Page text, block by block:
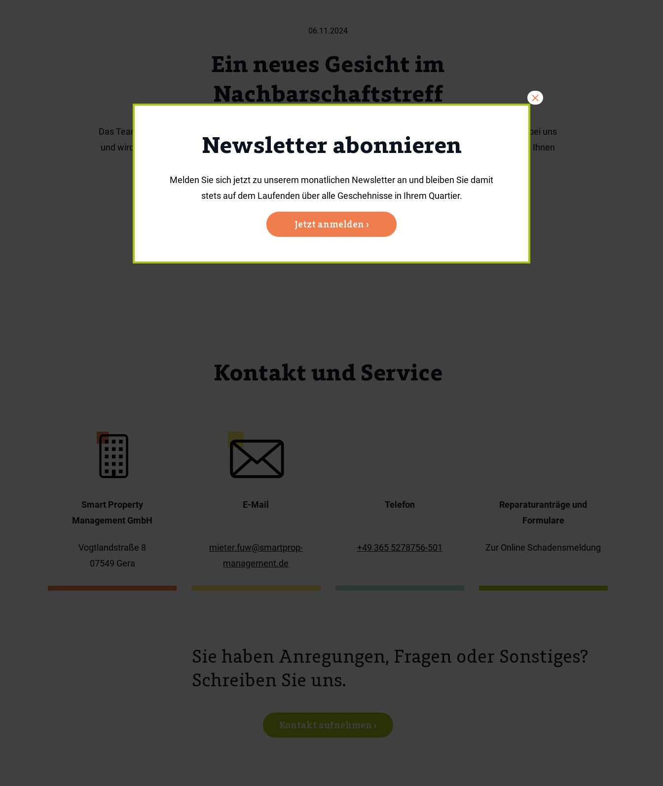
06.11.2024
Ein neues Gesicht im
Nachbarschaftstreff
Das Team des Nachbarschaftstreffs freut sich, ein neues Mitglied begrüßen zu dürfen: Pauline ist seit Kurzem bei uns
und wird in der Organisation und Umsetzung von Veranstaltungen unterstützen. Sie freut sich darauf, viele von Ihnen
Herzlich willkommen, Pauline!
Kontakt:
Kontakt und Service
Smart Property
Management GmbH
Vogtlandstraße 8
07549 Gera
E-Mail
mieter.fuw@smartprop-
management.de
Telefon
+49 365 5278756-501
Reparaturanträge und
Formulare
Zur Online Schadensmeldung
Sie haben Anregungen, Fragen oder Sonstiges?
Schreiben Sie uns.
Kontakt aufnehmen ›
Newsletter abonnieren
Melden Sie sich jetzt zu unserem monatlichen Newsletter an und bleiben Sie damit
stets auf dem Laufenden über alle Geschehnisse in Ihrem Quartier.
Jetzt anmelden ›
×